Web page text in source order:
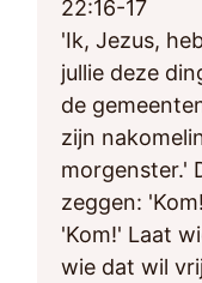
22:16-17
'Ik, Jezus,
jullie deze
de
zijn
morgenster.'
zeggen:
'Kom!' Laat
wie dat wil